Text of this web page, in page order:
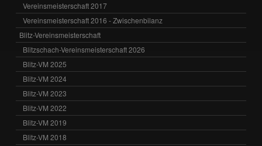
Vereinsmeisterschaft 2017
Vereinsmeisterschaft 2016 - Zwischenbilanz
Blitz-Vereinsmeisterschaft
Blitzschach-Vereinsmeisterschaft 2026
Blitz-VM 2025
Blitz-VM 2024
Blitz-VM 2023
Blitz-VM 2022
Blitz-VM 2019
Blitz-VM 2018